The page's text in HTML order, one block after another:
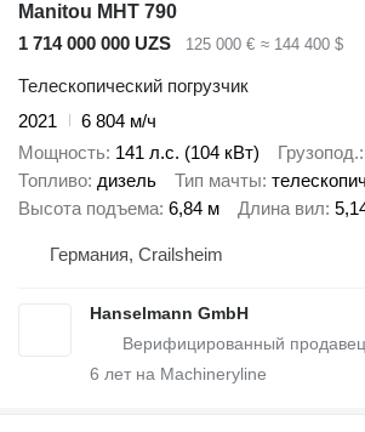
Manitou MHT 790
1 714 000 000 UZS
125 000 € ≈ 144 400 $
Телескопический погрузчик
2021
6 804 м/ч
Мощность 141 л.с. (104 кВт) Грузопод.
Топливо дизель Тип мачты
Высота подъема 6,84 м Длина вил
Германия, Crailsheim
Hanselmann GmbH
6 лет на Machineryline